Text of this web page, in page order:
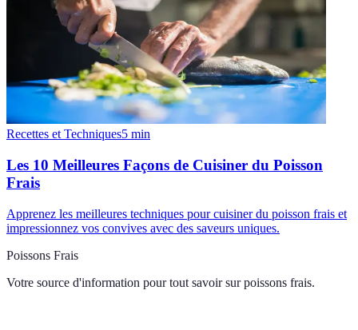
Recettes et Techniques5 min
Les 10 Meilleures Façons de Cuisiner du Poisson
Frais
Apprenez les meilleures techniques pour cuisiner du poisson frais et
impressionnez vos convives avec des saveurs uniques.
Poissons Frais
Votre source d'information pour tout savoir sur poissons frais.